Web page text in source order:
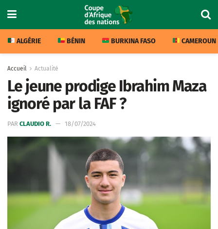
ALGÉRIE BÉNIN BURKINA FASO CAMEROUN
Accueil Actualité
Le jeune prodige Ibrahim Maza
ignoré par la FAF ?
PAR CLAUDIO R. 18/07/2024